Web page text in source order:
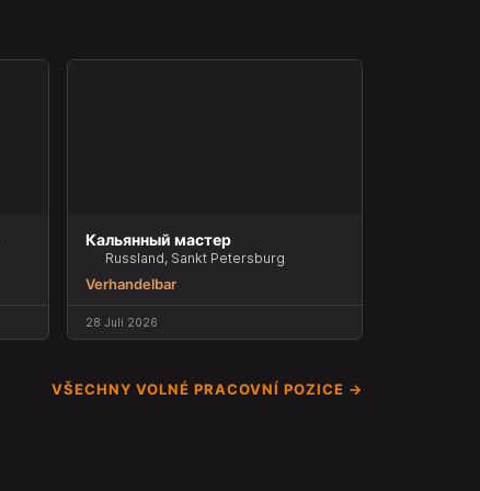
Кальянный мастер
Russland, Sankt Petersburg
Verhandelbar
28 Juli 2026
VŠECHNY VOLNÉ PRACOVNÍ POZICE →